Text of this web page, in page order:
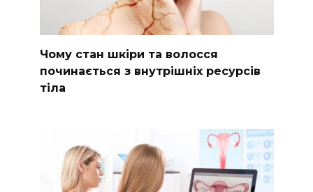
Чому стан шкіри та волосся
починається з внутрішніх ресурсів
тіла